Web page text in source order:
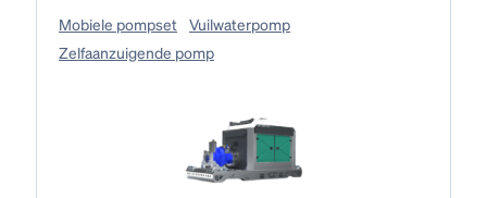
Mobiele pompset
Vuilwaterpomp
Zelfaanzuigende pomp